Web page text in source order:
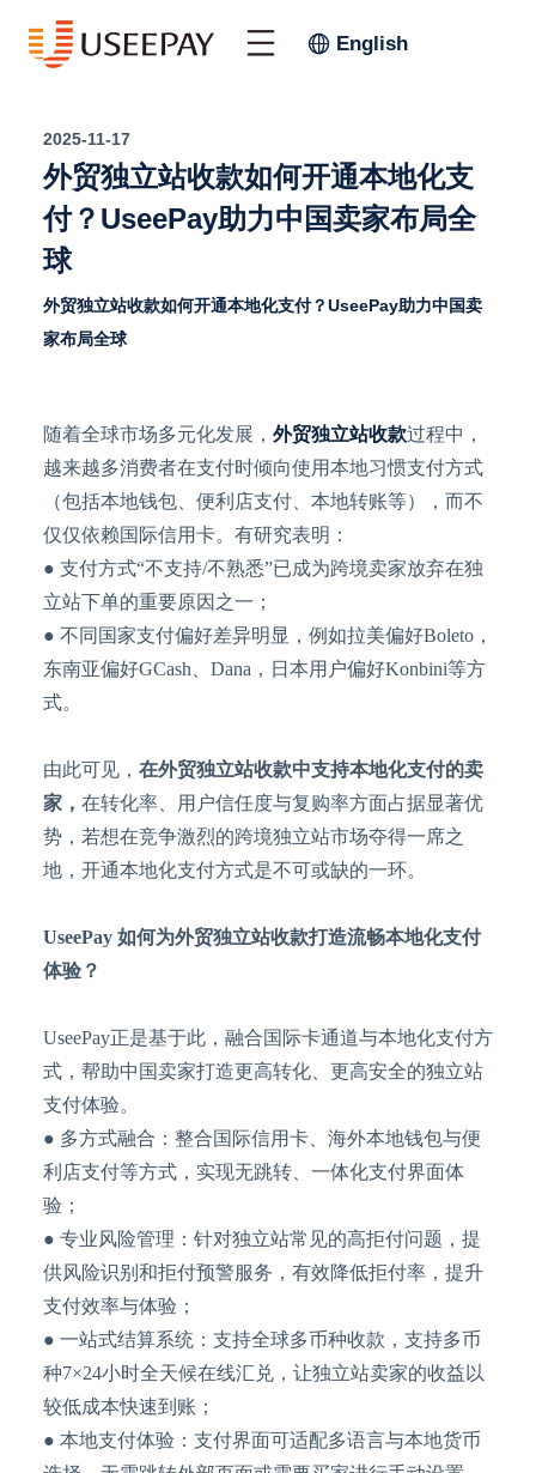
English
2025-11-17
外贸独立站收款如何开通本地化支
付？UseePay助力中国卖家布局全
球
外贸独立站收款如何开通本地化支付？UseePay助力中国卖
家布局全球
随着全球市场多元化发展， 外贸独立站收款过程中 ，
越来越多消费者在支付时倾向使用本地习惯支付方式
（包括本地钱包、便利店支付、本地转账等），而不
仅仅依赖国际信用卡。有研究表明：
● 支付方式“不支持/不熟悉”已成为跨境卖家放弃在独
立站下单的重要原因之一；
● 不同国家支付偏好差异明显，例如拉美偏好Boleto，
东南亚偏好GCash、Dana，日本用户偏好Konbini等方
式。
由此可见， 在外贸独立站收款中支持本地化支付的卖
家， 在转化率、用户信任度与复购率方面占据显著优
势，若想在竞争激烈的跨境独立站市场夺得一席之
地，开通本地化支付方式是不可或缺的一环。
UseePay 如何为外贸独立站收款打造流畅本地化支付
体验？
UseePay正是基于此，融合国际卡通道与本地化支付方
式，帮助中国卖家打造更高转化、更高安全的独立站
支付体验。
● 多方式融合：整合国际信用卡、海外本地钱包与便
利店支付等方式，实现无跳转、一体化支付界面体
验；
● 专业风险管理：针对独立站常见的高拒付问题，提
供风险识别和拒付预警服务，有效降低拒付率，提升
支付效率与体验；
● 一站式结算系统：支持全球多币种收款，支持多币
种7×24小时全天候在线汇兑，让独立站卖家的收益以
较低成本快速到账；
● 本地支付体验：支付界面可适配多语言与本地货币